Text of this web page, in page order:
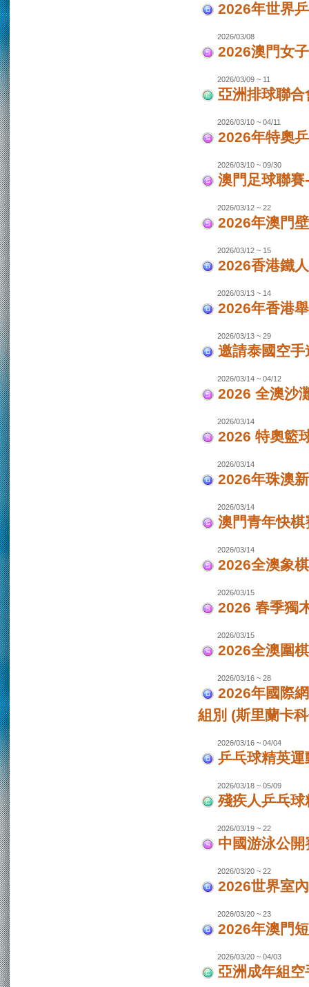
2026年世界
2026/03/08
2026澳門女
2026/03/09 ~ 11
亞洲排球聯
2026/03/10 ~ 04/11
2026年特奧
2026/03/10 ~ 09/30
澳門足球聯
2026/03/12 ~ 22
2026年澳門
2026/03/12 ~ 15
2026香港鐵
2026/03/13 ~ 14
2026年香港
2026/03/13 ~ 29
邀請泰國空
2026/03/14 ~ 04/12
2026 全澳沙
2026/03/14
2026 特奧籃
2026/03/14
2026年珠澳
2026/03/14
澳門青年快棋
2026/03/14
2026全澳象
2026/03/15
2026 春季獨
2026/03/15
2026全澳圍
2026/03/16 ~ 28
2026年國際
組別 (斯里蘭卡
2026/03/16 ~ 04/04
乒乓球精英
2026/03/18 ~ 05/09
殘疾人乒乓
2026/03/19 ~ 22
中國游泳公
2026/03/20 ~ 22
2026世界室
2026/03/20 ~ 23
2026年澳門
2026/03/20 ~ 04/03
亞洲成年組